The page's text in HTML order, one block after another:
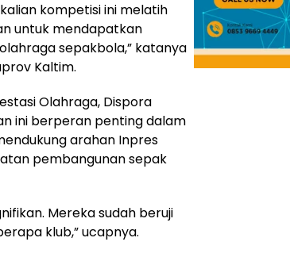
kompetisi ini melatih
untuk mendapatkan
sepakbola,” katanya
Kaltim.
Olahraga, Dispora
ini berperan penting dalam
arahan Inpres
pembangunan sepak
Mereka sudah beruji
klub,” ucapnya.